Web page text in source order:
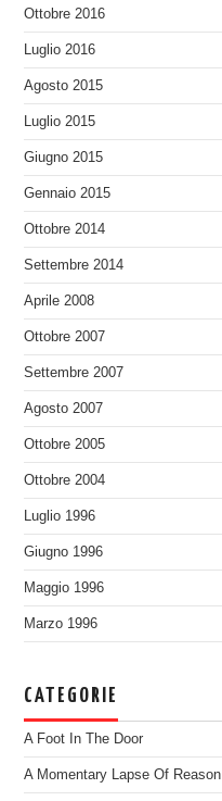
Ottobre 2016
Luglio 2016
Agosto 2015
Luglio 2015
Giugno 2015
Gennaio 2015
Ottobre 2014
Settembre 2014
Aprile 2008
Ottobre 2007
Settembre 2007
Agosto 2007
Ottobre 2005
Ottobre 2004
Luglio 1996
Giugno 1996
Maggio 1996
Marzo 1996
CATEGORIE
A Foot In The Door
A Momentary Lapse Of Reason